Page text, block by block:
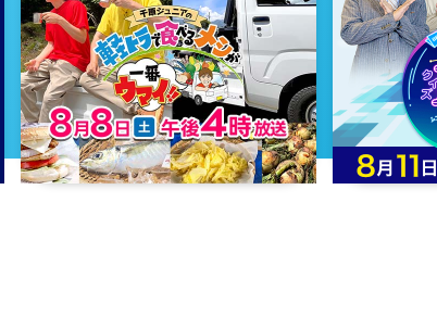
2023年08月22日 放送
第8話 ある一つの望み
2023年08月17日 放送